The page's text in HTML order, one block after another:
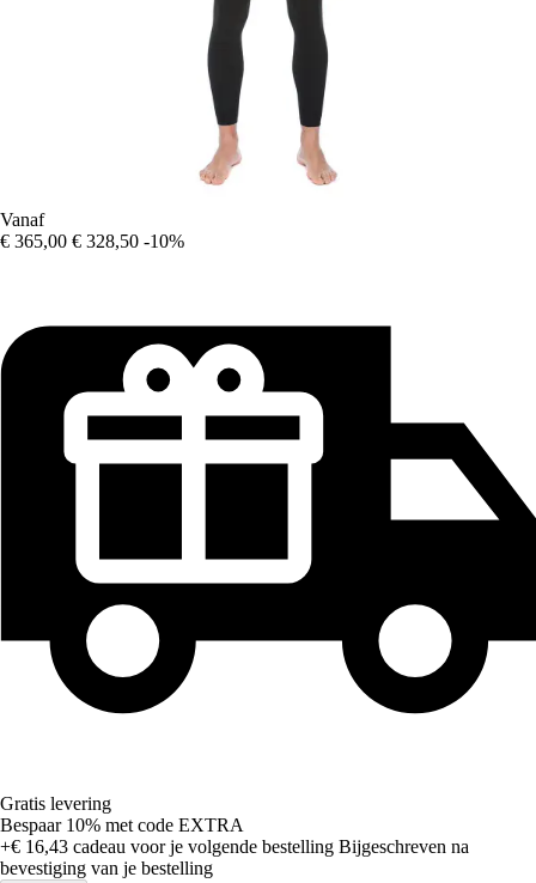
Vanaf
€ 365,00 € 328,50 -10%
Gratis levering
Bespaar 10% met code EXTRA
+€ 16,43 cadeau voor je volgende bestelling Bijgeschreven na
bevestiging van je bestelling